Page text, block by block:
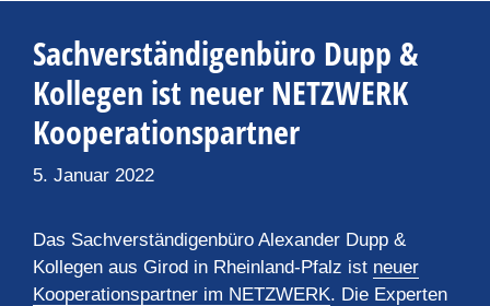
Sachverständigenbüro Dupp &
Kollegen ist neuer NETZWERK
Kooperationspartner
5. Januar 2022
Das Sachverständigenbüro Alexander Dupp &
Kollegen aus Girod in Rheinland-Pfalz ist neuer
Kooperationspartner im NETZWERK. Die Experten